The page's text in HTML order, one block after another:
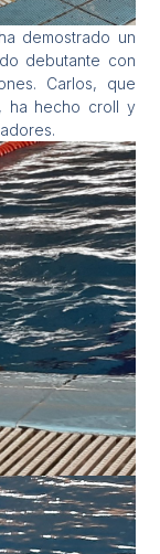
demostrado un
debutante con
Carlos, que
ha hecho croll y